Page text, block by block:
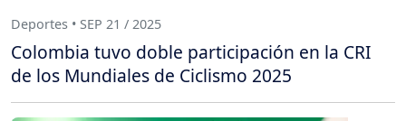
Deportes • SEP 21 / 2025
Colombia tuvo doble participación en la CRI
de los Mundiales de Ciclismo 2025